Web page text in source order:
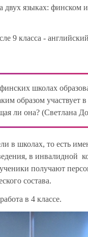
языках: финском
9 класса -
школах
образом участвует
ли она? (Светлана
в школах, то есть
в инвалидной
получают
состава.
в 4 классе.